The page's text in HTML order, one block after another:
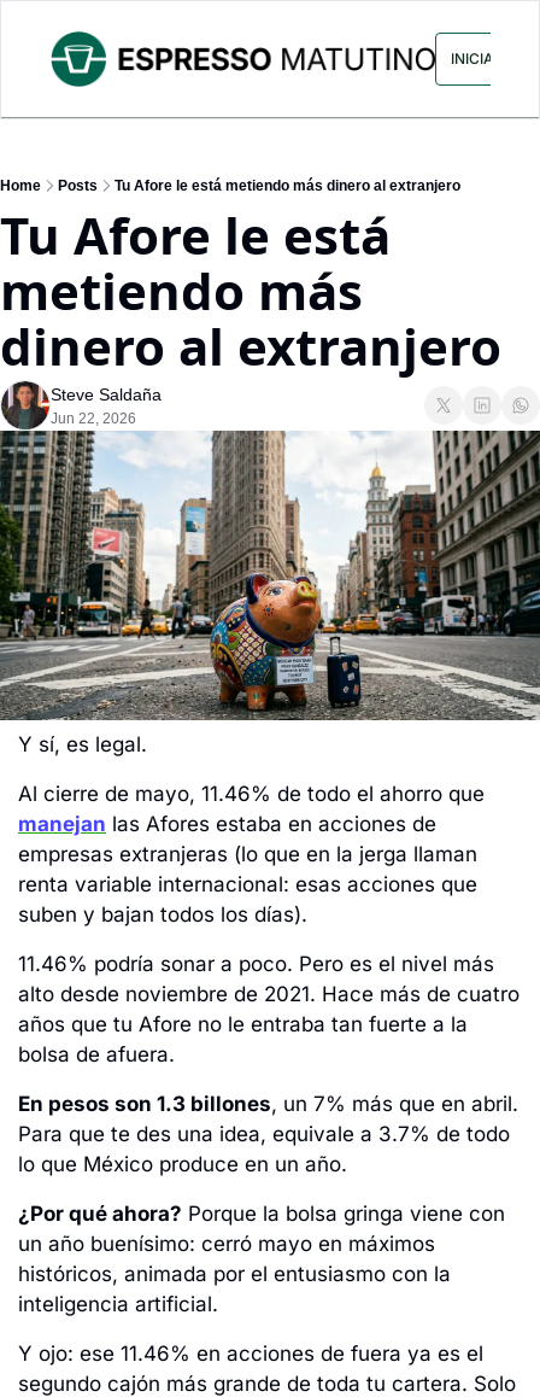
ARCHIVO ANUNCIA CON
INICIAR
Home Posts Tu Afore le está metiendo más dinero al extranjero
Tu Afore le está
metiendo más
dinero al extranjero
Steve Saldaña
Jun 22, 2026
Y sí, es legal.
manejan las Afores estaba en acciones de
empresas extranjeras (lo que en la jerga llaman
renta variable internacional: esas acciones que
suben y bajan todos los días).
11.46% podría sonar a poco. Pero es el nivel más
alto desde noviembre de 2021. Hace más de cuatro
años que tu Afore no le entraba tan fuerte a la
bolsa de afuera.
En pesos son 1.3 billones, un 7% más que en abril.
Para que te des una idea, equivale a 3.7% de todo
lo que México produce en un año.
¿Por qué ahora? Porque la bolsa gringa viene con
un año buenísimo: cerró mayo en máximos
históricos, animada por el entusiasmo con la
inteligencia artificial.
Y ojo: ese 11.46% en acciones de fuera ya es el
segundo cajón más grande de toda tu cartera. Solo